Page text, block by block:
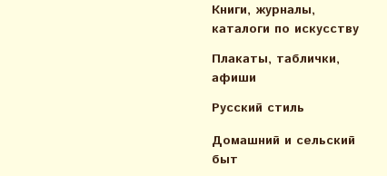
Книги, журналы,
каталоги по искусcтву
Плакаты, таблички,
афиши
Русский стиль
Домашний и сельский
быт